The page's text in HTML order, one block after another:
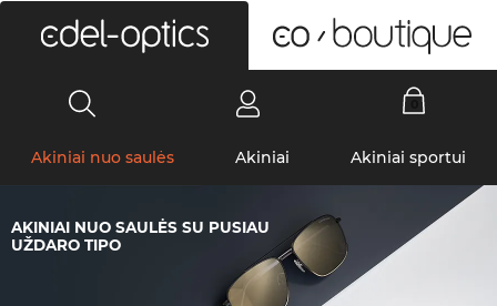
Akiniai nuo saulės Akiniai Akiniai sportui
AKINIAI NUO SAULĖS SU PUSIAU
UŽDARO TIPO